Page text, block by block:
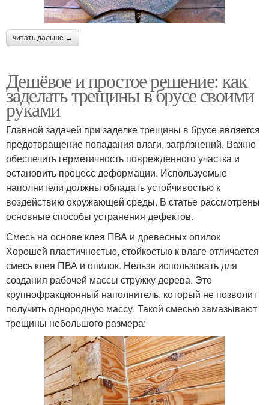
читать дальше →
Дешёвое и простое решение: как
заделать трещины в брусе своими
руками
Главной задачей при заделке трещины в брусе является
предотвращение попадания влаги, загрязнений. Важно
обеспечить герметичность поврежденного участка и
остановить процесс деформации. Используемые
наполнители должны обладать устойчивостью к
воздействию окружающей среды. В статье рассмотрены
основные способы устранения дефектов.
Смесь на основе клея ПВА и древесных опилок
Хорошей пластичностью, стойкостью к влаге отличается
смесь клея ПВА и опилок. Нельзя использовать для
создания рабочей массы стружку дерева. Это
крупнофракционный наполнитель, который не позволит
получить однородную массу. Такой смесью замазывают
трещины небольшого размера: